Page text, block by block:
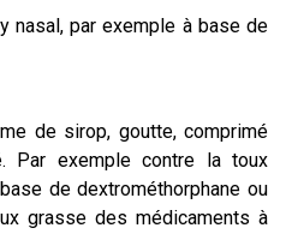
nasal, par exemple à base de
de sirop, goutte, comprimé
Par exemple contre la toux
de dextrométhorphane ou
grasse des médicaments à